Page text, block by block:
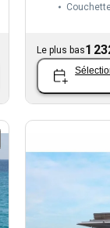
Le plus bas1